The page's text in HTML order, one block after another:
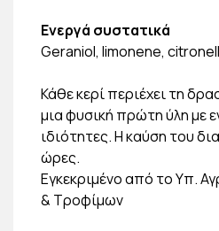
Ενεργά συστατικά
Geraniol, limonene,
Κάθε κερί περιέχει τη
μια φυσική πρώτη ύλη με
ιδιότητες. Η καύση του
ώρες.
Εγκεκριμένο από το Υπ.
& Τροφίμων